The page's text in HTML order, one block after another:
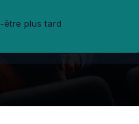
être plus tard